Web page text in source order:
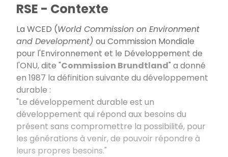
RSE - Contexte
La WCED (World Commission on Environment
and Development) ou Commission Mondiale
pour l'Environnement et le Développement de
l'ONU, dite "Commission Brundtland" a donné
en 1987 la définition suivante du développement
durable :
"Le développement durable est un
développement qui répond aux besoins du
présent sans compromettre la possibilité, pour
les générations à venir, de pouvoir répondre à
leurs propres besoins."